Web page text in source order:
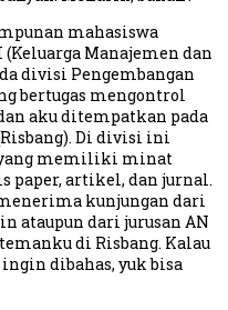
mahasiswa
Manajemen dan
divisi Pengembangan
bertugas mengontrol
aku ditempatkan pada
Di divisi ini
memiliki minat
paper, artikel, dan jurnal.
kunjungan dari
ataupun dari jurusan AN
di Risbang. Kalau
dibahas, yuk bisa